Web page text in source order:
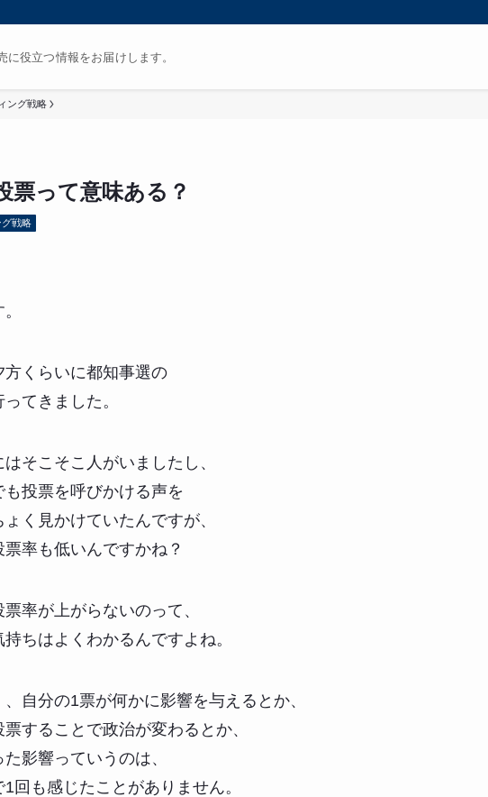
役立つ情報をお届けします。
ング戦略
票って意味ある？
戦略
方くらいに都知事選の
てきました。
そこそこ人がいましたし、
も投票を呼びかける声を
く見かけていたんですが、
率も低いんですかね？
率が上がらないのって、
ちはよくわかるんですよね。
自分の1票が何かに影響を与えるとか、
票することで政治が変わるとか、
影響っていうのは、
1回も感じたことがありません。